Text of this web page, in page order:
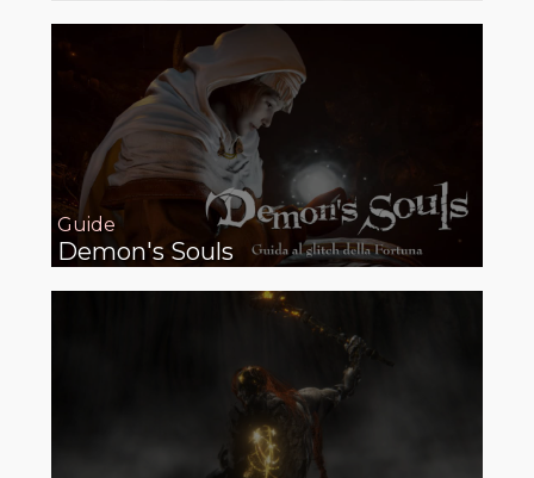
Guide
Demon's Souls